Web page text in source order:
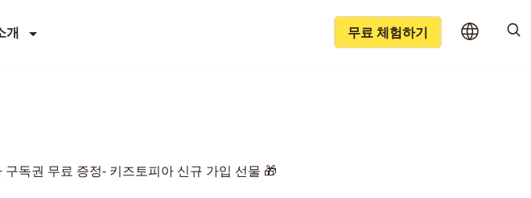
개 무료 체험하기
독권 무료 증정- 키즈토피아 신규 가입 선물 🎁